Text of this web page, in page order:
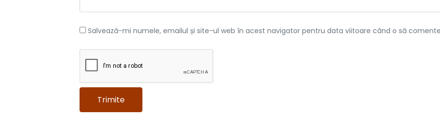
Salvează-mi numele, emailul și site-ul web în acest navigator pentru data viitoare când o să